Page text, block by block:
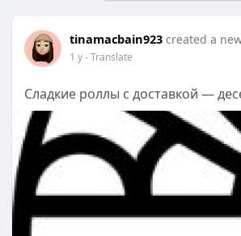
tinamacbain923 created a
1 y- Translate
Сладкие роллы с доставкой —